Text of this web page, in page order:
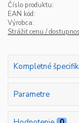
Číslo produktu:
EAN kód:
Výrobca:
Strážiť cenu /
Kompletné
Parametre